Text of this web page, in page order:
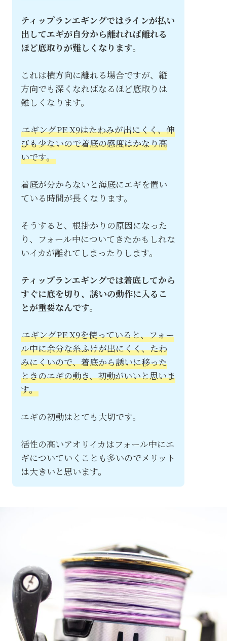
ティップランエギングではラインが払い
出してエギが自分から離れれば離れる
ほど底取りが難しくなります。
これは横方向に離れる場合ですが、縦
方向でも深くなればなるほど底取りは
難しくなります。
エギングPE X9はたわみが出にくく、伸
びも少ないので着底の感度はかなり高
いです。
着底が分からないと海底にエギを置い
ている時間が長くなります。
そうすると、根掛かりの原因になった
り、フォール中についてきたかもしれな
いイカが離れてしまったりします。
ティップランエギングでは着底してから
すぐに底を切り、誘いの動作に入るこ
とが重要なんです。
エギングPE X9を使っていると、フォー
ル中に余分な糸ふけが出にくく、たわ
みにくいので、着底から誘いに移った
ときのエギの動き、初動がいいと思いま
す。
エギの初動はとても大切です。
活性の高いアオリイカはフォール中にエ
ギについていくことも多いのでメリット
は大きいと思います。